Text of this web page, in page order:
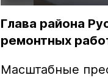
Глава района
ремонтных
Масштабные